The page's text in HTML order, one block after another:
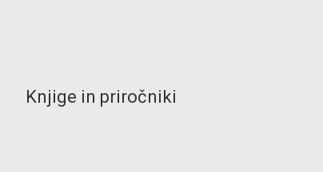
Knjige in priročniki